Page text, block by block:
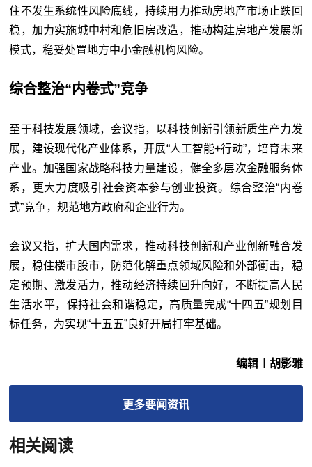
住不发生系统性风险底线，持续用力推动房地产市场止跌回
稳，加力实施城中村和危旧房改造，推动构建房地产发展新
模式，稳妥处置地方中小金融机构风险。
综合整治“内卷式”竞争
至于科技发展领域，会议指，以科技创新引领新质生产力发
展，建设现代化产业体系，开展“人工智能+行动”，培育未来
产业。加强国家战略科技力量建设，健全多层次金融服务体
系，更大力度吸引社会资本参与创业投资。综合整治“内卷
式”竞争，规范地方政府和企业行为。
会议又指，扩大国内需求，推动科技创新和产业创新融合发
展，稳住楼市股市，防范化解重点领域风险和外部衝击，稳
定预期、激发活力，推动经济持续回升向好，不断提高人民
生活水平，保持社会和谐稳定，高质量完成“十四五”规划目
标任务，为实现“十五五”良好开局打牢基础。
编辑︱胡影雅
更多要闻资讯
相关阅读